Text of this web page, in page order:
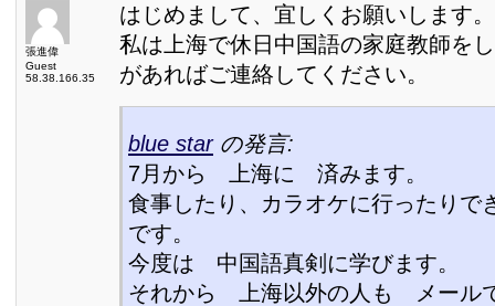
張進偉
Guest
58.38.166.35
はじめまして、宜しくお願いします。
私は上海で休日中国語の家庭教師を
があればご連絡してください。
blue starの発言:
7月から 上海に 済みます。
食事したり、カラオケに行ったりで
です。
今度は 中国語真剣に学びます。
それから 上海以外の人も メール